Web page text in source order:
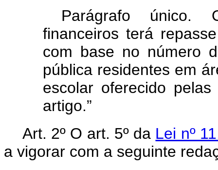
Parágrafo único.
financeiros terá
com base no número
pública residentes em
escolar oferecido
artigo.”
Art. 2º O art. 5º da Lei nº
a vigorar com a seguinte